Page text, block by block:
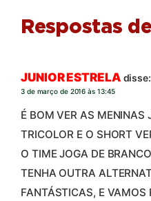
Respostas
JUNIOR ESTRELA disse:
3 de março de 2016 às 13:45
É BOM VER AS
TRICOLOR E O SHORT
O TIME JOGA DE
TENHA OUTRA
FANTÁSTICAS, E VAMOS